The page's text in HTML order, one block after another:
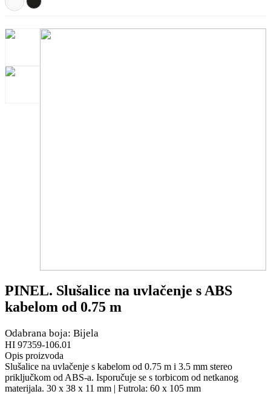
PINEL. Slušalice na uvlačenje s ABS
kabelom od 0.75 m
Odabrana boja: Bijela
HI 97359-106.01
Opis proizvoda
Slušalice na uvlačenje s kabelom od 0.75 m i 3.5 mm stereo
priključkom od ABS-a. Isporučuje se s torbicom od netkanog
materijala. 30 x 38 x 11 mm | Futrola: 60 x 105 mm